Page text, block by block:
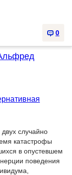
0
случайно
катастрофы
в опустевшем
поведения